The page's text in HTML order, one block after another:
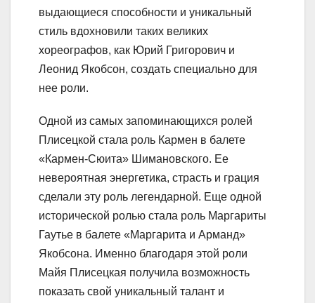
выдающиеся способности и уникальный
стиль вдохновили таких великих
хореографов, как Юрий Григорович и
Леонид Якобсон, создать специально для
нее роли.
Одной из самых запоминающихся ролей
Плисецкой стала роль Кармен в балете
«Кармен-Сюита» Шимановского. Ее
невероятная энергетика, страсть и грация
сделали эту роль легендарной. Еще одной
исторической ролью стала роль Маргариты
Гаутье в балете «Маргарита и Арманд»
Якобсона. Именно благодаря этой роли
Майя Плисецкая получила возможность
показать свой уникальный талант и